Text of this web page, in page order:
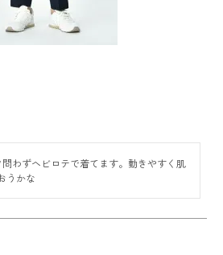
わずヘビロテで着てます。動きやすく肌
うかな